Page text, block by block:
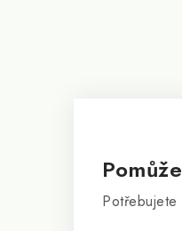
Potřebujete